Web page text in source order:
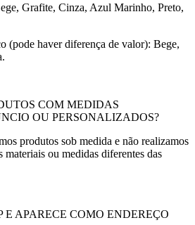
Grafite, Cinza, Azul Marinho, Preto,
(pode haver diferença de valor): Bege,
COM MEDIDAS
OU PERSONALIZADOS?
produtos sob medida e não realizamos
materiais ou medidas diferentes das
E APARECE COMO ENDEREÇO